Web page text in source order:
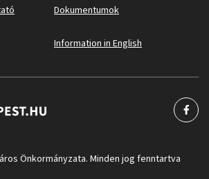
Dokumentumok
Information in English
Önkormányzata. Minden jog fenntartva